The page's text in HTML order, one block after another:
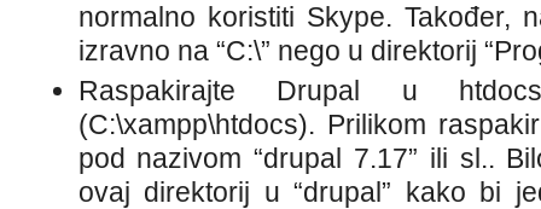
normalno koristiti Skype. Također,
izravno na “C:\” nego u direktorij
Raspakirajte Drupal u
(C:\xampp\htdocs). Prilikom
pod nazivom “drupal 7.17” ili sl..
ovaj direktorij u “drupal” kako bi